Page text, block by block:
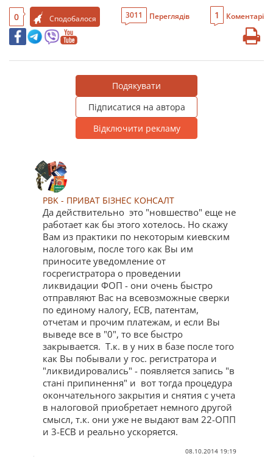
0 Сподобалося 3011 Переглядів 1 Коментарі
Подякувати
Підписатися на автора
Відключити рекламу
PBK - ПРИВАТ БІЗНЕС КОНСАЛТ
Да действительно это "новшество" еще не
работает как бы этого хотелось. Но скажу
Вам из практики по некоторым киевским
налоговым, после того как Вы им
приносите уведомление от
госрегистратора о проведении
ликвидации ФОП - они очень быстро
отправляют Вас на всевозможные сверки
по единому налогу, ЕСВ, патентам,
отчетам и прочим платежам, и если Вы
выведе все в "0", то все быстро
закрывается. Т.к. в у них в базе после того
как Вы побывали у гос. регистратора и
"ликвидировались" - появляется запись "в
стані припинення" и вот тогда процедура
окончательного закрытия и снятия с учета
в налоговой приобретает немного другой
смысл, т.к. они уже не выдают вам 22-ОПП
и 3-ЕСВ и реально ускоряется.
08.10.2014 19:19